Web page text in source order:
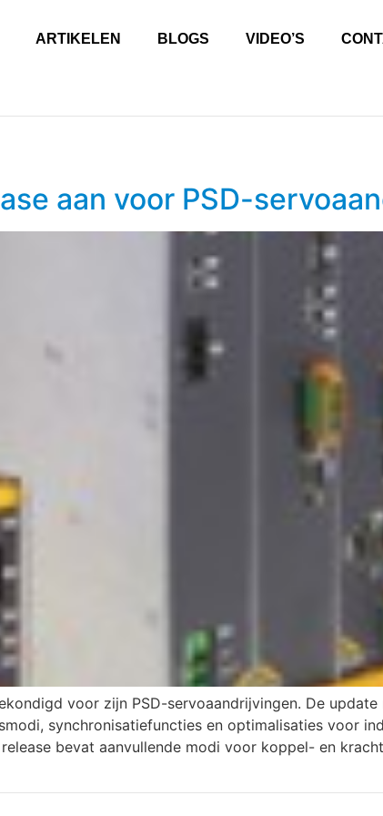
ARTIKELEN BLOGS VIDEO’S
aan voor PSD-
voor zijn PSD-servoaandrijvingen. De
synchronisatiefuncties en optimalisaties voor
bevat aanvullende modi voor koppel- en